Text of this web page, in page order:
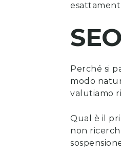
Perché si
modo
valutiamo
Qual è il
non